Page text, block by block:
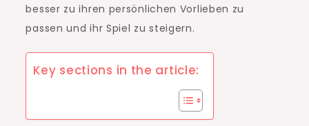
besser zu ihren persönlichen Vorlieben zu
passen und ihr Spiel zu steigern.
Key sections in the article: